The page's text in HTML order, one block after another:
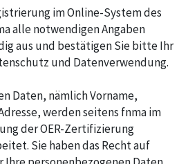
im Online-System des
alle notwendigen Angaben
aus und bestätigen Sie bitte Ihr
und Datenverwendung.
Daten, nämlich Vorname,
werden seitens fnma im
der OER-Zertifizierung
Sie haben das Recht auf